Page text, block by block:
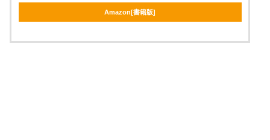
Amazon[書籍版]